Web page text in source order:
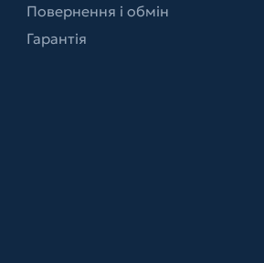
Повернення і обмін
Гарантія